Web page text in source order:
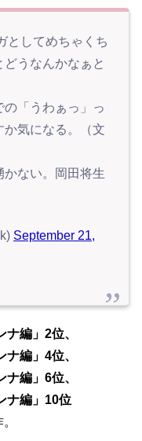
としてめちゃくち
うなんかなぁと
「うわぁっ」っ
か気になる。（文
かない。岡田将生
September 21,
編」2位、
編」4位、
編」6位、
ナ編」10位